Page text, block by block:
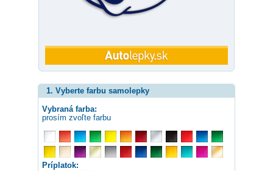
1. Vyberte farbu samolepky
Vybraná farba:
prosím zvoľte farbu
Príplatok: